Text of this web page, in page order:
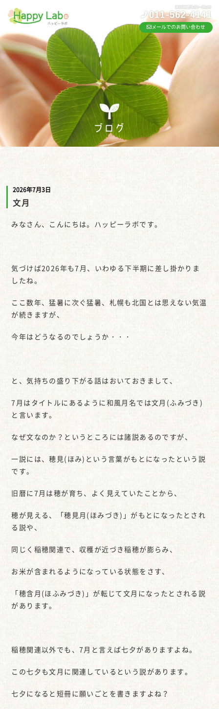
メールでのお問い合わせ
ブログ
2026年7月3日
文月
みなさん、こんにちは。ハッピーラボです。
気づけば2026年も7月、いわゆる下半期に差し掛かりま
したね。
ここ数年、猛暑に次ぐ猛暑、札幌も北国とは思えない気温
が続きますが、
今年はどうなるのでしょうか・・・
と、気持ちの盛り下がる話はおいておきまして、
7月はタイトルにあるように和風月名では文月(ふみづき)
と言います。
なぜ文なのか？というところには諸説あるのですが、
一説には、穂見(ほみ)という言葉がもとになったという説
です。
旧暦に7月は穂が育ち、よく見えていたことから、
穂が見える、「穂見月(ほみづき)」がもとになったとされ
る説や、
同じく稲穂関連で、収穫が近づき稲穂が膨らみ、
お米が含まれるようになっている状態をさす、
「穂含月(ほふみづき)」が転じて文月になったとされる説
があります。
稲穂関連以外でも、7月と言えば七夕がありますよね。
この七夕も文月に関連しているという説があります。
七夕になると短冊に願いごとを書きますよね？